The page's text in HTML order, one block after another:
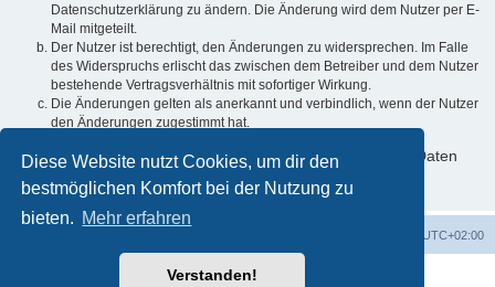
Diese Website nutzt Cookies, um dir den
bestmöglichen Komfort bei der Nutzung zu
bieten. Mehr erfahren
Verstanden!
Datenschutzerklärung zu ändern. Die Änderung wird dem Nutzer per E-
Mail mitgeteilt.
Der Nutzer ist berechtigt, den Änderungen zu widersprechen. Im Falle
des Widerspruchs erlischt das zwischen dem Betreiber und dem Nutzer
bestehende Vertragsverhältnis mit sofortiger Wirkung.
Die Änderungen gelten als anerkannt und verbindlich, wenn der Nutzer
den Änderungen zugestimmt hat.
Informationen über den Umgang mit deinen persönlichen Daten
sind in der Datenschutzerklärung enthalten.
UTC+02:00
Powered byphpBB® Forum Software © phpBB Limited